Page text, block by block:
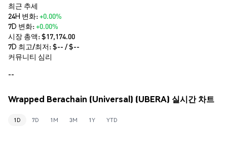
최근 추세
24H 변화:+0.00%
7D 변화:+0.00%
시장 총액:$17,174.00
7D 최고/최저: $-- / $--
커뮤니티 심리
--
Wrapped Berachain (Universal) (UBERA) 실시간 차트
1D 7D 1M 3M 1Y YTD